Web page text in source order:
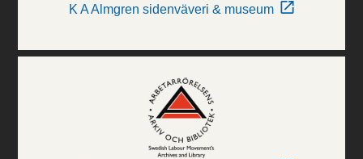
K A Almgren sidenväveri & museum